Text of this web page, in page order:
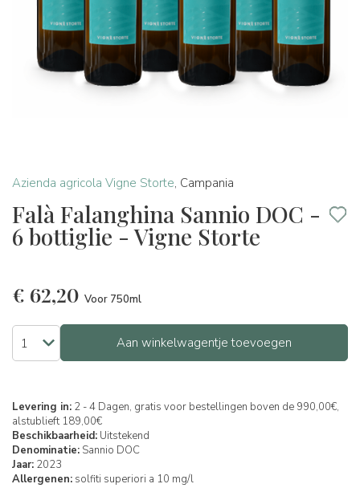
Azienda agricola Vigne Storte, Campania
Falà Falanghina Sannio DOC -
6 bottiglie - Vigne Storte
€ 62,20 Voor 750ml
Aan winkelwagentje toevoegen
Levering in: 2 - 4 Dagen, gratis voor bestellingen boven de 990,00€,
alstublieft 189,00€
Beschikbaarheid: Uitstekend
Denominatie: Sannio DOC
Jaar: 2023
Allergenen: solfiti superiori a 10 mg/l